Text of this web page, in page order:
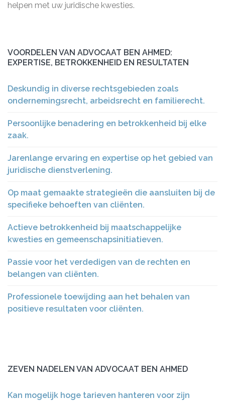
helpen met uw juridische kwesties.
VOORDELEN VAN ADVOCAAT BEN AHMED:
EXPERTISE, BETROKKENHEID EN RESULTATEN
Deskundig in diverse rechtsgebieden zoals
ondernemingsrecht, arbeidsrecht en familierecht.
Persoonlijke benadering en betrokkenheid bij elke
zaak.
Jarenlange ervaring en expertise op het gebied van
juridische dienstverlening.
Op maat gemaakte strategieën die aansluiten bij de
specifieke behoeften van cliënten.
Actieve betrokkenheid bij maatschappelijke
kwesties en gemeenschapsinitiatieven.
Passie voor het verdedigen van de rechten en
belangen van cliënten.
Professionele toewijding aan het behalen van
positieve resultaten voor cliënten.
ZEVEN NADELEN VAN ADVOCAAT BEN AHMED
Kan mogelijk hoge tarieven hanteren voor zijn